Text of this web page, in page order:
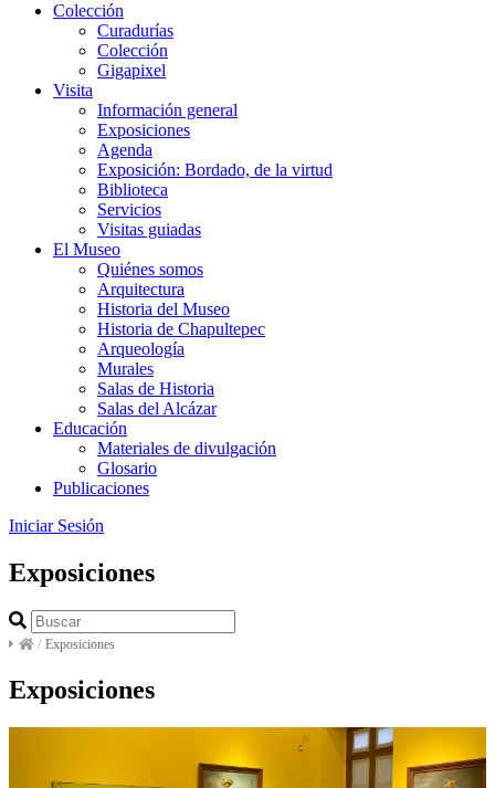
Colección
Curadurías
Colección
Gigapixel
Visita
Información general
Exposiciones
Agenda
Exposición: Bordado, de la virtud
Biblioteca
Servicios
Visitas guiadas
El Museo
Quiénes somos
Arquitectura
Historia del Museo
Historia de Chapultepec
Arqueología
Murales
Salas de Historia
Salas del Alcázar
Educación
Materiales de divulgación
Glosario
Publicaciones
Iniciar Sesión
Exposiciones
/ Exposiciones
Exposiciones